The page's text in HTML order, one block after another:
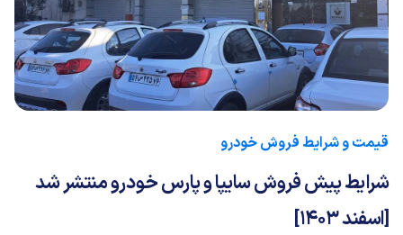
قیمت و شرایط فروش خودرو
شرایط پیش فروش سایپا و پارس خودرو منتشر شد
[اسفند 1403]